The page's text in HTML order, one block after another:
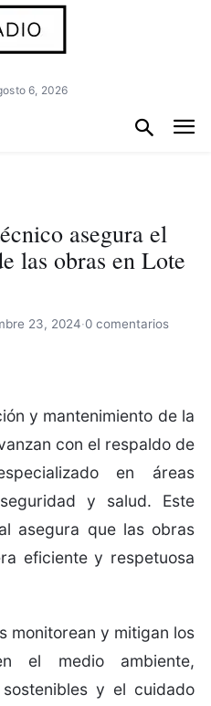
6, 2026
asegura el
las obras en Lote
23, 2024·0 comentarios
y mantenimiento de la
con el respaldo de
en áreas
y salud. Este
asegura que las obras
eficiente y respetuosa
monitorean y mitigan los
el medio ambiente,
y el cuidado